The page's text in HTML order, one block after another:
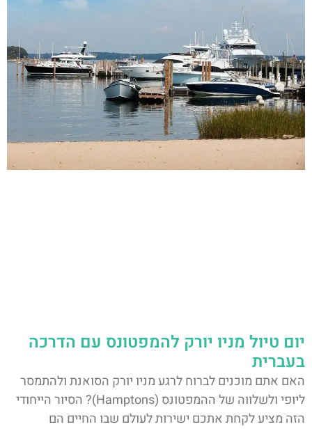
יום טיול מניו יורק להמפטונס עם הדרכה
בעברית
האם אתם מוכנים לברוח לרגע מניו יורק הסואנת ולהתמסר
ליופי ולשלווה של ההמפטונס (Hamptons)? הסיור הייחודי
הזה מציע לקחת אתכם ישירות לעולם שבו החיים הם